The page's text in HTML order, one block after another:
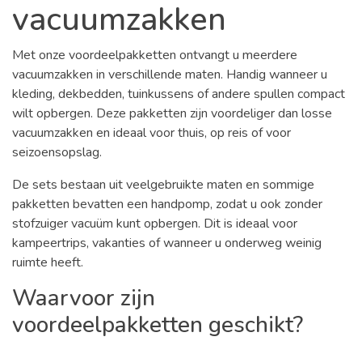
vacuumzakken
Met onze voordeelpakketten ontvangt u meerdere
vacuumzakken in verschillende maten. Handig wanneer u
kleding, dekbedden, tuinkussens of andere spullen compact
wilt opbergen. Deze pakketten zijn voordeliger dan losse
vacuumzakken en ideaal voor thuis, op reis of voor
seizoensopslag.
De sets bestaan uit veelgebruikte maten en sommige
pakketten bevatten een handpomp, zodat u ook zonder
stofzuiger vacuüm kunt opbergen. Dit is ideaal voor
kampeertrips, vakanties of wanneer u onderweg weinig
ruimte heeft.
Waarvoor zijn
voordeelpakketten geschikt?